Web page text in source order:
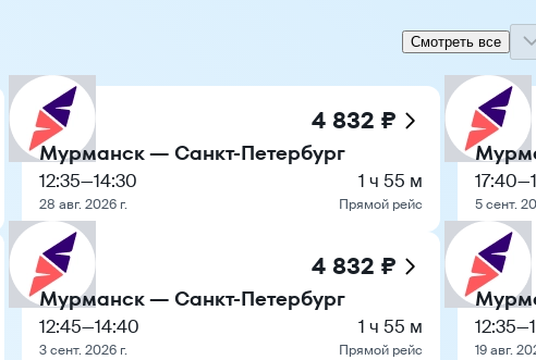
Смотреть все
4 832 ₽
Мурманск — Санкт-Петербург
12:35—14:30
28 авг. 2026 г.
1 ч 55 м
Прямой рейс
4 832 ₽
Мурманск — Санкт-Петербург
12:45—14:40
3 сент. 2026 г.
1 ч 55 м
Прямой рейс
17:40—
5 сент.
12:35—
19 авг.